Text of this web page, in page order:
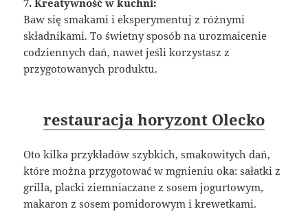
7. Kreatywność w kuchni:
Baw się smakami i eksperymentuj z różnymi
składnikami. To świetny sposób na urozmaicenie
codziennych dań, nawet jeśli korzystasz z
przygotowanych produktu.
restauracja horyzont Olecko
Oto kilka przykładów szybkich, smakowitych dań,
które można przygotować w mgnieniu oka: sałatki z
grilla, placki ziemniaczane z sosem jogurtowym,
makaron z sosem pomidorowym i krewetkami.